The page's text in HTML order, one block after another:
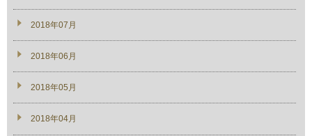
2018年07月
2018年06月
2018年05月
2018年04月